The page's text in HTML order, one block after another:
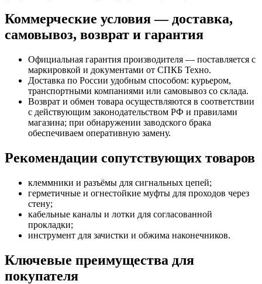
Коммерческие условия — доставка,
самовывоз, возврат и гарантия
Официальная гарантия производителя — поставляется с
маркировкой и документами от СПКБ Техно.
Доставка по России удобным способом: курьером,
транспортными компаниями или самовывоз со склада.
Возврат и обмен товара осуществляются в соответствии
с действующим законодательством РФ и правилами
магазина; при обнаружении заводского брака
обеспечиваем оперативную замену.
Рекомендации сопутствующих товаров
клеммники и разъёмы для сигнальных цепей;
герметичные и огнестойкие муфты для проходов через
стену;
кабельные каналы и лотки для согласованной
прокладки;
инструмент для зачистки и обжима наконечников.
Ключевые преимущества для
покупателя